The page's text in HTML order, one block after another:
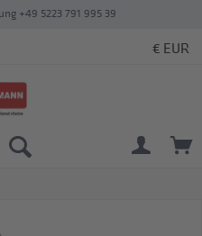
+49 5223 791 995 39